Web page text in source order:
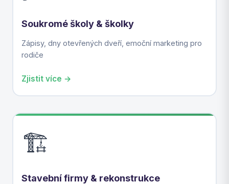
Soukromé školy & školky
Zápisy, dny otevřených dveří, emoční marketing pro
rodiče
Zjistit více →
🏗️
Stavební firmy & rekonstrukce